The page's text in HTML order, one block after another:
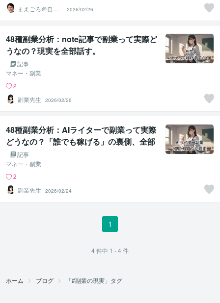
まえごろ＠自動
収益システムの
設計士
2026/02/26
48種副業分析：note記事で副業って実際ど
うなの？現実を全部話す。
記事
マネー・副業
2
副業先生
2026/02/26
48種副業分析：AIライターで副業って実際
どうなの？「誰でも稼げる」の裏側、全部
話す。
記事
マネー・副業
2
副業先生
2026/02/24
1
4件中 1 - 4件
ホーム ブログ 「#副業の現実」タグ